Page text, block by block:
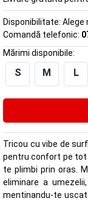
Disponibilitate: Alege
Comandă telefonic:
Mărimi disponibile:
S M L
Tricou cu vibe de
pentru confort pe tot
te plimbi prin oras.
eliminare a
mentinandu-te